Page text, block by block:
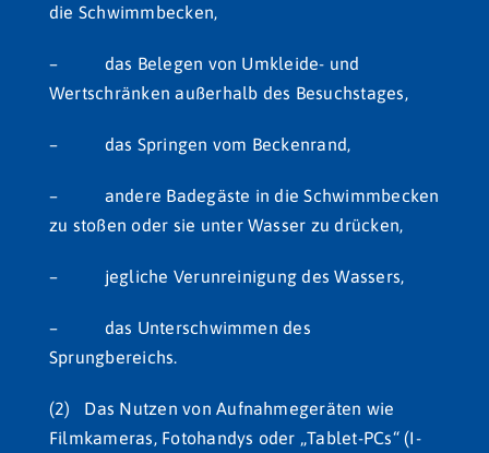
die Schwimmbecken,
– das Belegen von Umkleide- und
Wertschränken außerhalb des Besuchstages,
– das Springen vom Beckenrand,
– andere Badegäste in die Schwimmbecken
zu stoßen oder sie unter Wasser zu drücken,
– jegliche Verunreinigung des Wassers,
– das Unterschwimmen des
Sprungbereichs.
(2) Das Nutzen von Aufnahmegeräten wie
Filmkameras, Fotohandys oder „Tablet-PCs“ (I-